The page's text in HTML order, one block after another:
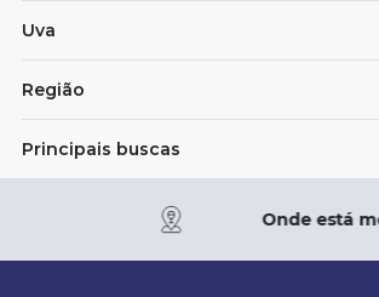
Uva
Região
Principais buscas
Onde está